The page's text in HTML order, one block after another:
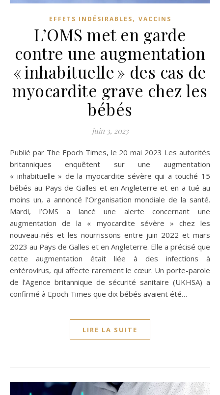
EFFETS INDÉSIRABLES, VACCINS
L’OMS met en garde
contre une augmentation
« inhabituelle » des cas de
myocardite grave chez les
bébés
juin 3, 2023
Publié par The Epoch Times, le 20 mai 2023 Les autorités
britanniques enquêtent sur une augmentation
« inhabituelle » de la myocardite sévère qui a touché 15
bébés au Pays de Galles et en Angleterre et en a tué au
moins un, a annoncé l’Organisation mondiale de la santé.
Mardi, l’OMS a lancé une alerte concernant une
augmentation de la « myocardite sévère » chez les
nouveau-nés et les nourrissons entre juin 2022 et mars
2023 au Pays de Galles et en Angleterre. Elle a précisé que
cette augmentation était liée à des infections à
entérovirus, qui affecte rarement le cœur. Un porte-parole
de l’Agence britannique de sécurité sanitaire (UKHSA) a
confirmé à Epoch Times que dix bébés avaient été…
LIRE LA SUITE